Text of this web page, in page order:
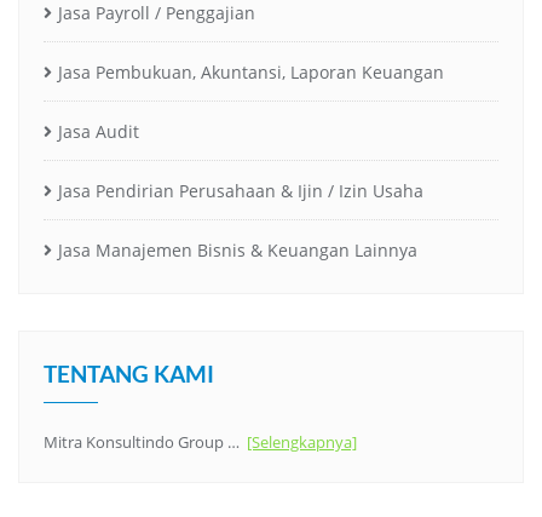
Jasa Payroll / Penggajian
Jasa Pembukuan, Akuntansi, Laporan Keuangan
Jasa Audit
Jasa Pendirian Perusahaan & Ijin / Izin Usaha
Jasa Manajemen Bisnis & Keuangan Lainnya
TENTANG KAMI
Mitra Konsultindo Group … [Selengkapnya]